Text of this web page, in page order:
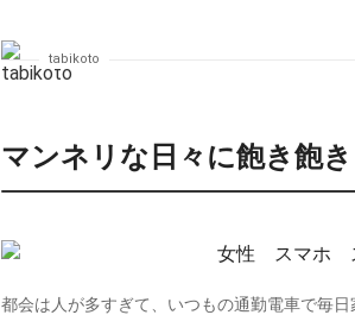
tabikoto
マンネリな日々に飽き飽
都会は人が多すぎて、いつもの通勤電車で毎